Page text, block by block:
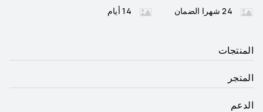
24 شهرا الضمان 14 أيام
المنتجات
المتجر
الدعم